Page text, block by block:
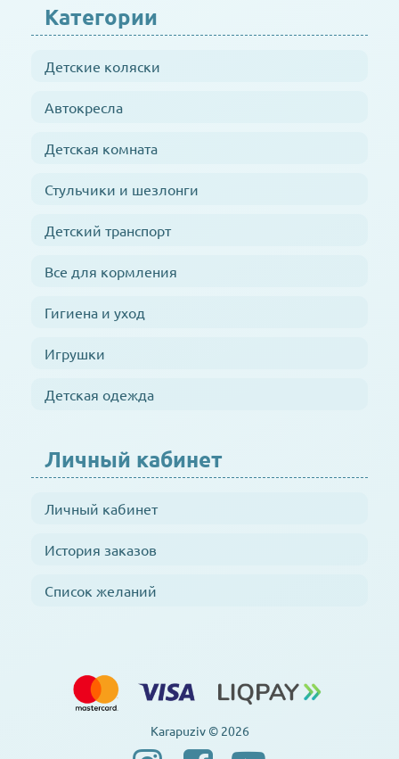
Категории
Детские коляски
Автокресла
Детская комната
Стульчики и шезлонги
Детский транспорт
Все для кормления
Гигиена и уход
Игрушки
Детская одежда
Личный кабинет
Личный кабинет
История заказов
Список желаний
Karapuziv © 2026